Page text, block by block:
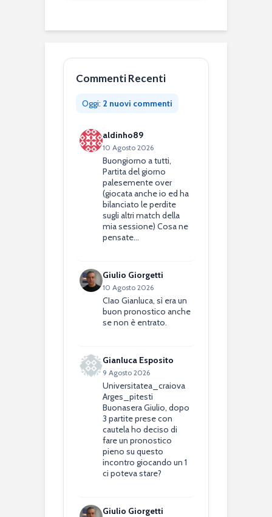
Commenti Recenti
Oggi: 2 nuovi commenti
aldinho89
10 Agosto 2026
Buongiorno a tutti,
Partita del giorno
palesemente over
(giocata anche io ed ha
bilanciato le perdite
sugli altri match della
mia sessione) Cosa ne
pensate…
Giulio Giorgetti
10 Agosto 2026
CIao Gianluca, sì era un
buon pronostico anche
se non è entrato.
Gianluca Esposito
9 Agosto 2026
Universitatea_craiova
Arges_pitesti
Buonasera Giulio, dopo
3 partite prese con
cautela ho deciso di
fare un pronostico
pieno su questo
incontro giocando un 1
ci poteva stare?
Giulio Giorgetti